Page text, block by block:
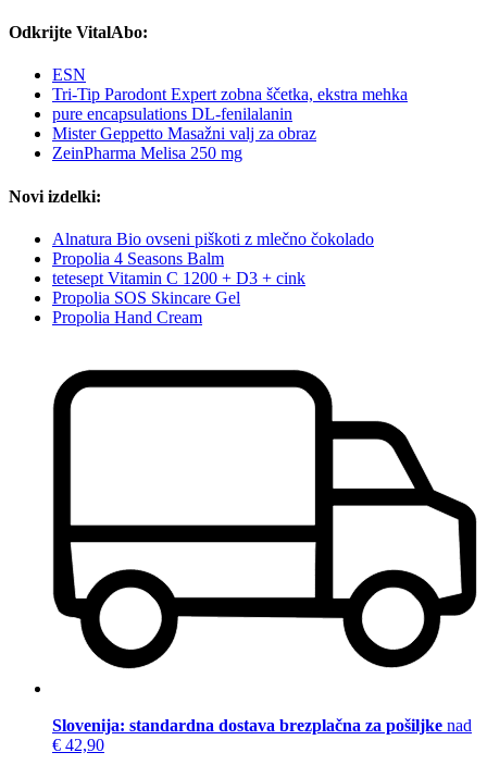
Odkrijte VitalAbo:
ESN
Tri-Tip Parodont Expert zobna ščetka, ekstra mehka
pure encapsulations DL-fenilalanin
Mister Geppetto Masažni valj za obraz
ZeinPharma Melisa 250 mg
Novi izdelki:
Alnatura Bio ovseni piškoti z mlečno čokolado
Propolia 4 Seasons Balm
tetesept Vitamin C 1200 + D3 + cink
Propolia SOS Skincare Gel
Propolia Hand Cream
Slovenija: standardna dostava brezplačna za pošiljke nad
€ 42,90